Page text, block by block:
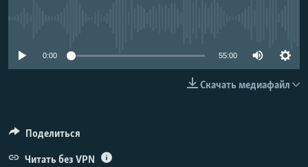
0:00 55:00
Скачать медиафайл
Поделиться
Читать без VPN